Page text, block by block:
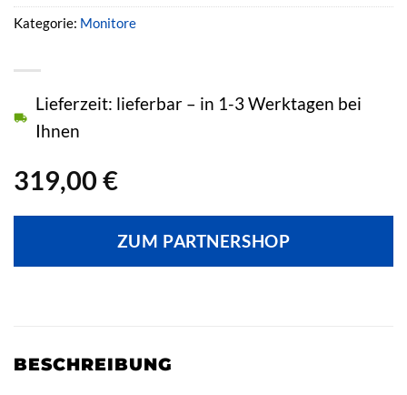
319,00 €
Lieferzeit: lieferbar – in 1-3 Werktagen bei
Ihnen
ZUM PARTNERSHOP
Kategorie: Monitore
BESCHREIBUNG